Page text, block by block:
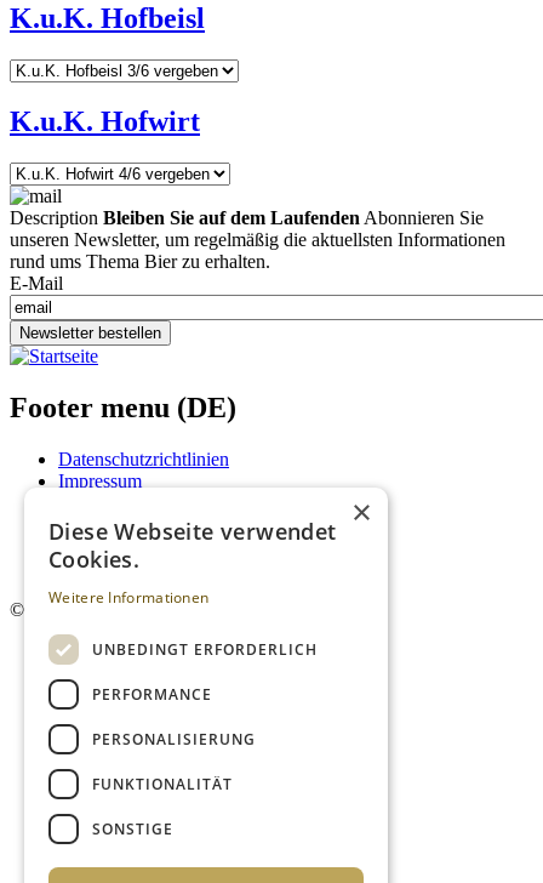
K.u.K. Hofbeisl
K.u.K. Hofwirt
Description Bleiben Sie auf dem Laufenden Abonnieren Sie
unseren Newsletter, um regelmäßig die aktuellsten Informationen
rund ums Thema Bier zu erhalten.
E-Mail
Newsletter bestellen
Footer menu (DE)
Datenschutzrichtlinien
Impressum
Mediadaten
AGB
Newsletter
© 2026. Alle Rechte vorbehalten.
×
Diese Webseite verwendet
Cookies.
Weitere Informationen
UNBEDINGT ERFORDERLICH
PERFORMANCE
PERSONALISIERUNG
FUNKTIONALITÄT
SONSTIGE